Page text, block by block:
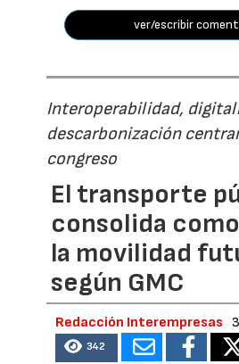
ver/escribir
Interoperabilidad,
descarbonización
congreso
El transporte
consolida
la movilidad
según GMC
Redacción Interempresas
342